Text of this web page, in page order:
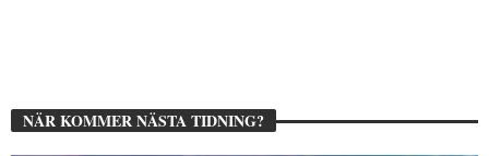
NÄR KOMMER NÄSTA TIDNING?